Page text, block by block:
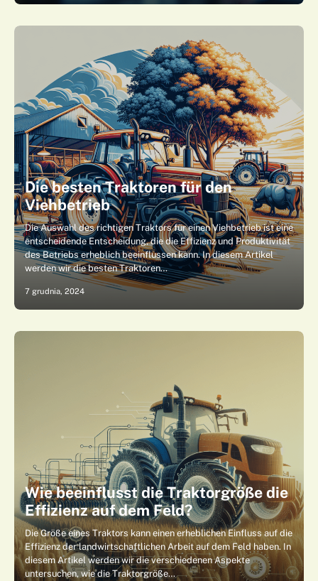
Die besten Traktoren für den
Viehbetrieb
Die Auswahl des richtigen Traktors für einen Viehbetrieb ist eine
entscheidende Entscheidung, die die Effizienz und Produktivität
des Betriebs erheblich beeinflussen kann. In diesem Artikel
werden wir die besten Traktoren…
7 grudnia, 2024
Wie beeinflusst die Traktorgröße die
Effizienz auf dem Feld?
Die Größe eines Traktors kann einen erheblichen Einfluss auf die
Effizienz der landwirtschaftlichen Arbeit auf dem Feld haben. In
diesem Artikel werden wir die verschiedenen Aspekte
untersuchen, wie die Traktorgröße…